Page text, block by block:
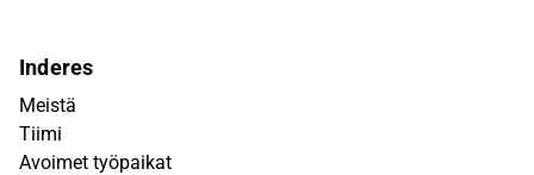
Inderes
Meistä
Tiimi
Avoimet työpaikat